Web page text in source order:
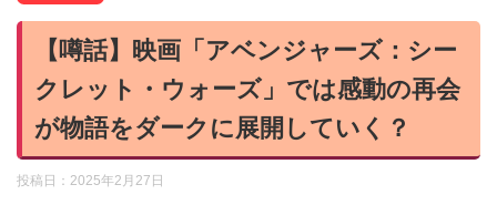
【噂話】映画「アベンジャーズ：シー
クレット・ウォーズ」では感動の再会
が物語をダークに展開していく？
投稿日： 2025年2月27日